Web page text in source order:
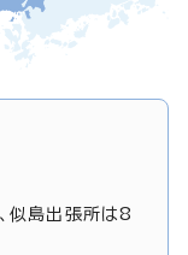
似島出張所は8